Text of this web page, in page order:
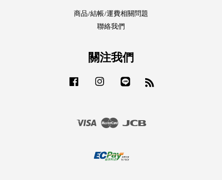
商品/結帳/運費相關問題
聯絡我們
關注我們
Facebook Instagram
Visa Master